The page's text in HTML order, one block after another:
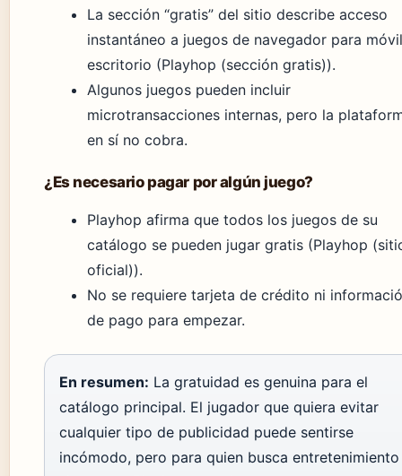
La sección “gratis” del sitio describe acceso
instantáneo a juegos de navegador para
escritorio (Playhop (sección gratis)).
Algunos juegos pueden incluir
microtransacciones internas, pero la
en sí no cobra.
¿Es necesario pagar por algún juego?
Playhop afirma que todos los juegos de su
catálogo se pueden jugar gratis (Playhop
oficial)).
No se requiere tarjeta de crédito ni
de pago para empezar.
En resumen: La gratuidad es genuina para el
catálogo principal. El jugador que quiera evitar
cualquier tipo de publicidad puede sentirse
incómodo, pero para quien busca entretenimiento